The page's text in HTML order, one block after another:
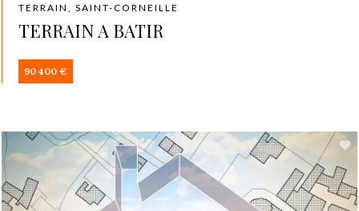
TERRAIN, SAINT-CORNEILLE
TERRAIN A BATIR
90 400 €